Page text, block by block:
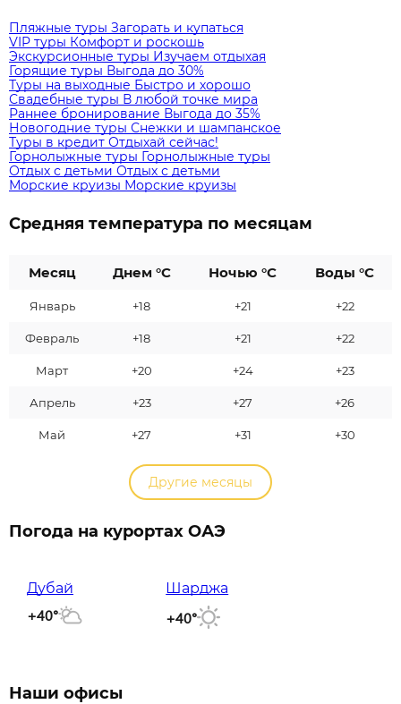
Пляжные туры Загорать и купаться
VIP туры Комфорт и роскошь
Экскурсионные туры Изучаем отдыхая
Горящие туры Выгода до 30%
Туры на выходные Быстро и хорошо
Свадебные туры В любой точке мира
Раннее бронирование Выгода до 35%
Новогодние туры Снежки и шампанское
Туры в кредит Отдыхай сейчас!
Горнолыжные туры Горнолыжные туры
Отдых с детьми Отдых с детьми
Морские круизы Морские круизы
Средняя температура по месяцам
Месяц Днем °C Ночью °C Воды °C
Январь +18 +21 +22
Февраль +18 +21 +22
Март +20 +24 +23
Апрель +23 +27 +26
Май +27 +31 +30
Другие месяцы
Погода на курортах ОАЭ
Дубай
+40°
Шарджа
+40°
Наши офисы